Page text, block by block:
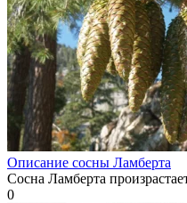
Описание сосны Ламберта
Сосна Ламберта
0